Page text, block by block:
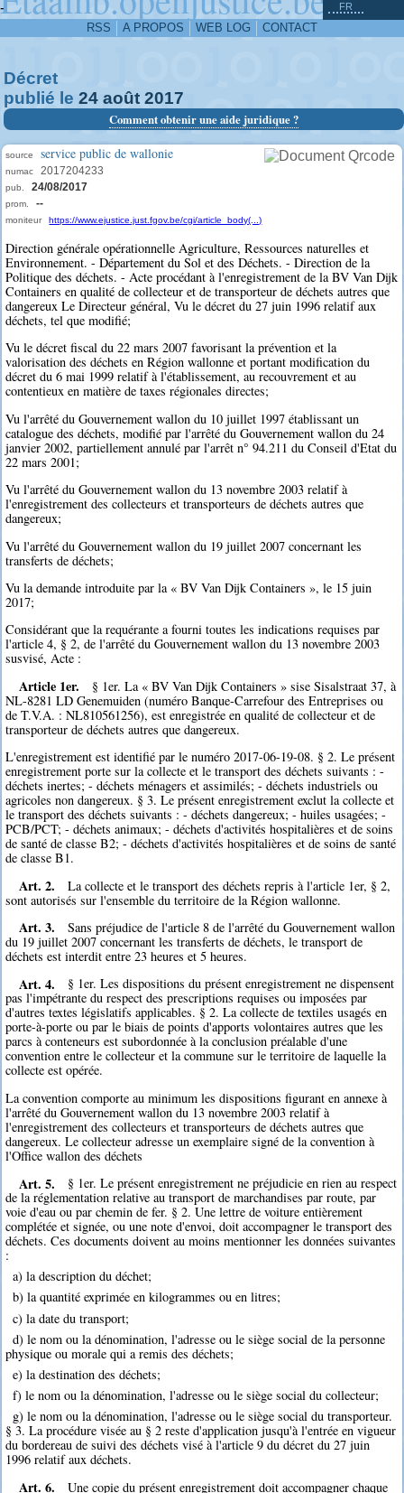
-
RSS A PROPOS WEB LOG CONTACT
FR
Décret
publié le 24 août 2017
Comment obtenir une aide juridique ?
source service public de wallonie
numac 2017204233
pub. 24/08/2017
prom. --
moniteur https://www.ejustice.just.fgov.be/cgi/article_body(...)
Direction générale opérationnelle Agriculture, Ressources naturelles et
Environnement. - Département du Sol et des Déchets. - Direction de la
Politique des déchets. - Acte procédant à l'enregistrement de la BV Van Dijk
Containers en qualité de collecteur et de transporteur de déchets autres que
dangereux Le Directeur général, Vu le décret du 27 juin 1996 relatif aux
déchets, tel que modifié;
Vu le décret fiscal du 22 mars 2007 favorisant la prévention et la
valorisation des déchets en Région wallonne et portant modification du
décret du 6 mai 1999 relatif à l'établissement, au recouvrement et au
contentieux en matière de taxes régionales directes;
Vu l'arrêté du Gouvernement wallon du 10 juillet 1997 établissant un
catalogue des déchets, modifié par l'arrêté du Gouvernement wallon du 24
janvier 2002, partiellement annulé par l'arrêt n° 94.211 du Conseil d'Etat du
22 mars 2001;
Vu l'arrêté du Gouvernement wallon du 13 novembre 2003 relatif à
l'enregistrement des collecteurs et transporteurs de déchets autres que
dangereux;
Vu l'arrêté du Gouvernement wallon du 19 juillet 2007 concernant les
transferts de déchets;
Vu la demande introduite par la « BV Van Dijk Containers », le 15 juin
2017;
Considérant que la requérante a fourni toutes les indications requises par
l'article 4, § 2, de l'arrêté du Gouvernement wallon du 13 novembre 2003
susvisé, Acte :
Article 1er.
§ 1er. La « BV Van Dijk Containers » sise Sisalstraat 37, à
NL-8281 LD Genemuiden (numéro Banque-Carrefour des Entreprises ou
de T.V.A. : NL810561256), est enregistrée en qualité de collecteur et de
transporteur de déchets autres que dangereux.
L'enregistrement est identifié par le numéro 2017-06-19-08. § 2. Le présent
enregistrement porte sur la collecte et le transport des déchets suivants : -
déchets inertes; - déchets ménagers et assimilés; - déchets industriels ou
agricoles non dangereux. § 3. Le présent enregistrement exclut la collecte et
le transport des déchets suivants : - déchets dangereux; - huiles usagées; -
PCB/PCT; - déchets animaux; - déchets d'activités hospitalières et de soins
de santé de classe B2; - déchets d'activités hospitalières et de soins de santé
de classe B1.
Art. 2.
La collecte et le transport des déchets repris à l'article 1er, § 2,
sont autorisés sur l'ensemble du territoire de la Région wallonne.
Art. 3.
Sans préjudice de l'article 8 de l'arrêté du Gouvernement wallon
du 19 juillet 2007 concernant les transferts de déchets, le transport de
déchets est interdit entre 23 heures et 5 heures.
Art. 4.
§ 1er. Les dispositions du présent enregistrement ne dispensent
pas l'impétrante du respect des prescriptions requises ou imposées par
d'autres textes législatifs applicables. § 2. La collecte de textiles usagés en
porte-à-porte ou par le biais de points d'apports volontaires autres que les
parcs à conteneurs est subordonnée à la conclusion préalable d'une
convention entre le collecteur et la commune sur le territoire de laquelle la
collecte est opérée.
La convention comporte au minimum les dispositions figurant en annexe à
l'arrêté du Gouvernement wallon du 13 novembre 2003 relatif à
l'enregistrement des collecteurs et transporteurs de déchets autres que
dangereux. Le collecteur adresse un exemplaire signé de la convention à
l'Office wallon des déchets
Art. 5.
§ 1er. Le présent enregistrement ne préjudicie en rien au respect
de la réglementation relative au transport de marchandises par route, par
voie d'eau ou par chemin de fer. § 2. Une lettre de voiture entièrement
complétée et signée, ou une note d'envoi, doit accompagner le transport des
déchets. Ces documents doivent au moins mentionner les données suivantes
:
a) la description du déchet;
b) la quantité exprimée en kilogrammes ou en litres;
c) la date du transport;
d) le nom ou la dénomination, l'adresse ou le siège social de la personne
physique ou morale qui a remis des déchets;
e) la destination des déchets;
f) le nom ou la dénomination, l'adresse ou le siège social du collecteur;
g) le nom ou la dénomination, l'adresse ou le siège social du transporteur.
§ 3. La procédure visée au § 2 reste d'application jusqu'à l'entrée en vigueur
du bordereau de suivi des déchets visé à l'article 9 du décret du 27 juin
1996 relatif aux déchets.
Art. 6.
Une copie du présent enregistrement doit accompagner chaque
^